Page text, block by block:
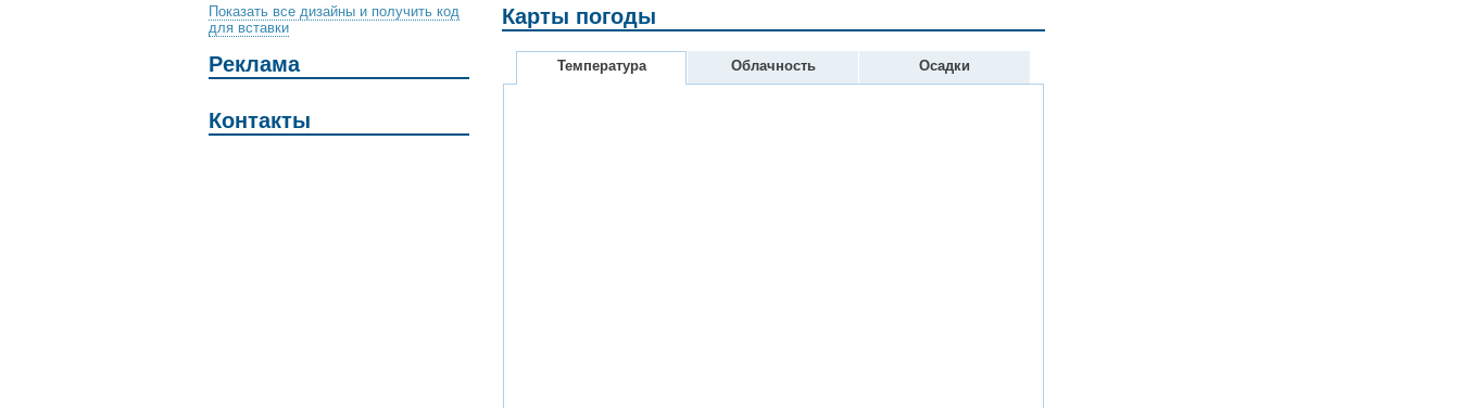
Показать все дизайны и получить код
для вставки
Реклама
Контакты
Карты погоды
Температура Облачность Осадки